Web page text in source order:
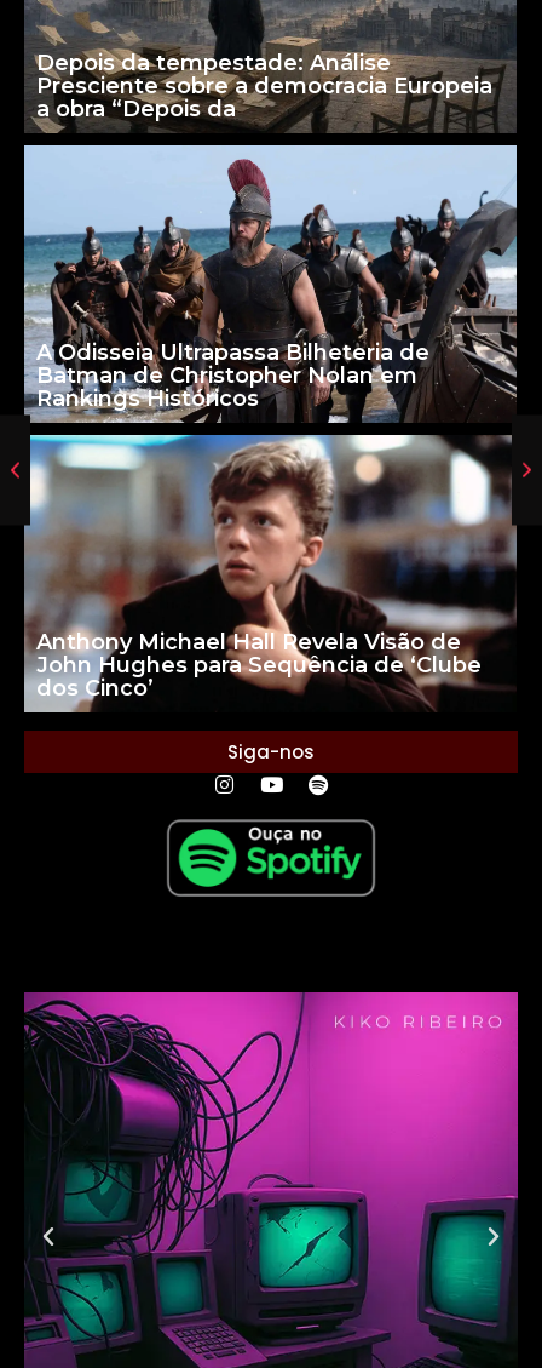
Depois da tempestade: Análise
Presciente sobre a democracia Europeia
a obra “Depois da
A Odisseia Ultrapassa Bilheteria de
Batman de Christopher Nolan em
Rankings Históricos
Anthony Michael Hall Revela Visão de
John Hughes para Sequência de ‘Clube
dos Cinco’
Siga-nos